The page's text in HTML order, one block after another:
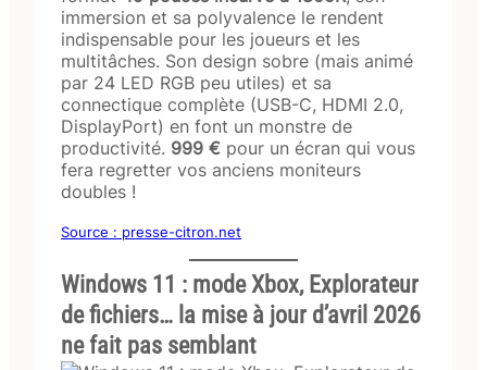
immersion et sa polyvalence le rendent
indispensable pour les joueurs et les
multitâches. Son design sobre (mais animé
par 24 LED RGB peu utiles) et sa
connectique complète (USB-C, HDMI 2.0,
DisplayPort) en font un monstre de
productivité. 999 € pour un écran qui vous
fera regretter vos anciens moniteurs
doubles !
Source : presse-citron.net
Windows 11 : mode Xbox, Explorateur
de fichiers… la mise à jour d’avril 2026
ne fait pas semblant